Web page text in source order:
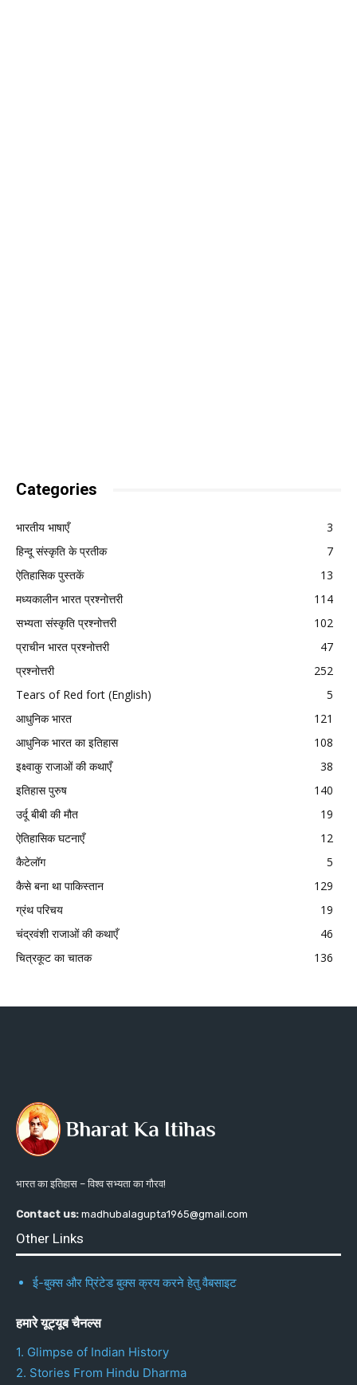
Categories
भारतीय भाषाएँ
3
हिन्दू संस्कृति के प्रतीक
7
ऐतिहासिक पुस्तकें
13
मध्यकालीन भारत प्रश्नोत्तरी
114
सभ्यता संस्कृति प्रश्नोत्तरी
102
प्राचीन भारत प्रश्नोत्तरी
47
प्रश्नोत्तरी
252
Tears of Red fort (English)
5
आधुनिक भारत
121
आधुनिक भारत का इतिहास
108
इक्ष्वाकु राजाओं की कथाएँ
38
इतिहास पुरुष
140
उर्दू बीबी की मौत
19
ऐतिहासिक घटनाएँ
12
कैटेलॉग
5
कैसे बना था पाकिस्तान
129
ग्रंथ परिचय
19
चंद्रवंशी राजाओं की कथाएँ
46
चित्रकूट का चातक
136
भारत का इतिहास – विश्व सभ्यता का गौरव!
Contact us: madhubalagupta1965@gmail.com
Other Links
ई-बुक्स और प्रिंटेड बुक्स क्रय करने हेतु वैबसाइट
हमारे यूट्यूब चैनल्स
1. Glimpse of Indian History
2. Stories From Hindu Dharma